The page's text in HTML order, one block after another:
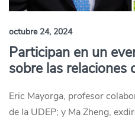
octubre 24, 2024
Participan en un
sobre las relaciones
Eric Mayorga, profesor
de la UDEP; y Ma Zheng,